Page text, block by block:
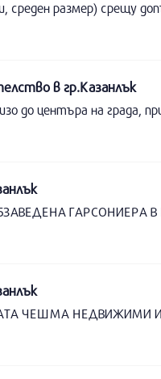
в гр.Казанлък
ГАРСОНИЕРА В